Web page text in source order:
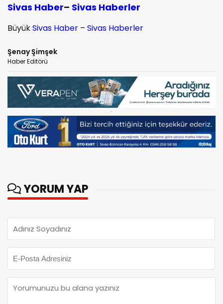
Sivas Haber– Sivas Haberler
BüyükSivas Haber – Sivas Haberler
Şenay Şimşek
Haber Editörü
YORUM YAP